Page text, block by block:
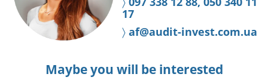
17
〉 af@audit-invest.com.ua
Maybe you will be interested